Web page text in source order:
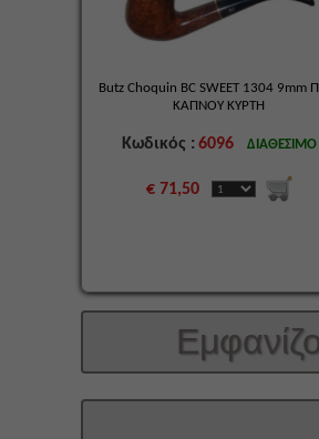
Butz Choquin BC SWEET 1304 9mm
ΚΑΠΝΟΥ ΚΥΡΤΗ
Κωδικός : 6096ΔΙΑΘΕΣΙΜΟ
€ 71,50